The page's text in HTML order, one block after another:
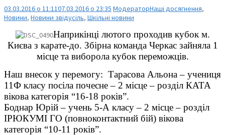
03.03.2016 о 11:1107.03.2016 о 23:35 МодераторНаші досягнення,
Новини, Новини звідусіль, Шкільні новини
Наприкінці лютого проходив кубок м.
Києва з карате-до. Збірна команда Черкас зайняла 1
місце та виборола кубок переможців.
Наш внесок у перемогу: Тарасова Альона – учениця
11Ф класу посіла почесне – 2 місце – розділ КАТА
вікова категорія “16-18 років”.
Боднар Юрій – учень 5-А класу – 2 місце – розділ
ІРЮКУМІ ГО (повноконтактний бій) вікова
категорія “10-11 років”.